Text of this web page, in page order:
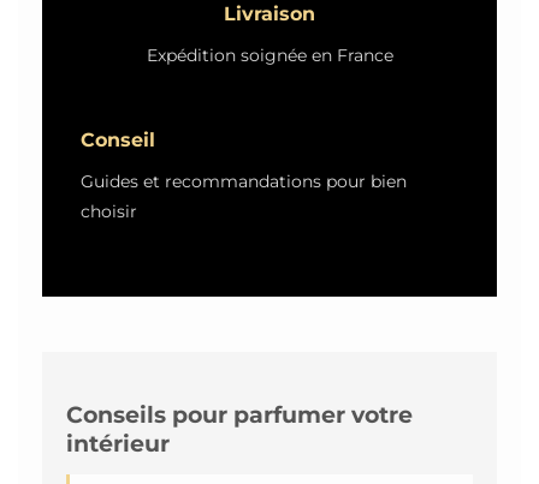
Livraison
Expédition soignée en France
Conseil
Guides et recommandations pour bien
choisir
Conseils pour parfumer votre
intérieur